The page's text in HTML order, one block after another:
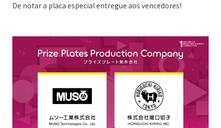
De notar a placa especial entregue aos vencedores!